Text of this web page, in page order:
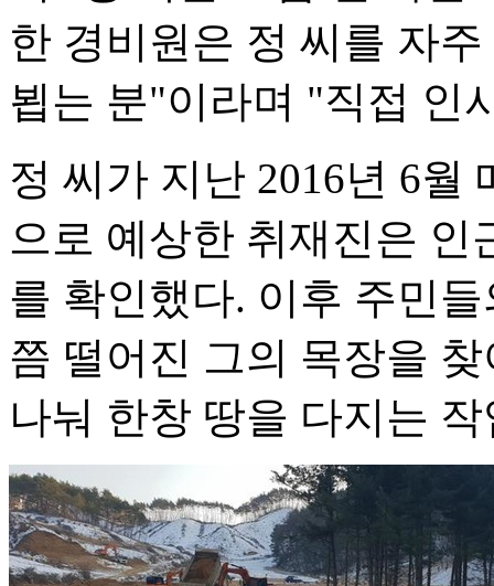
한 경비원은 정 씨를 자
뵙는 분"이라며 "직접 인
정 씨가 지난 2016년 6월
으로 예상한 취재진은 인
를 확인했다. 이후 주민
쯤 떨어진 그의 목장을
나눠 한창 땅을 다지는